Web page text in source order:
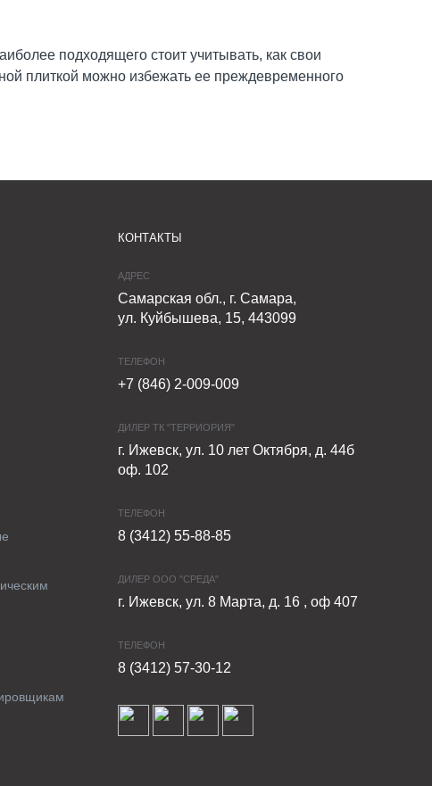
подходящего стоит учитывать, как свои
плиткой можно избежать ее преждевременного
КОНТАКТЫ
АДРЕС
Самарская обл., г. Самара,
ул. Куйбышева, 15, 443099
ТЕЛЕФОН
+7 (846) 2-009-009
ДИЛЕР ТК "ТЕРРИОРИЯ"
г. Ижевск, ул. 10 лет Октября, д. 44б
оф. 102
ТЕЛЕФОН
8 (3412) 55-88-85
ДИЛЕР ООО "СРЕДА"
г. Ижевск, ул. 8 Марта, д. 16 , оф 407
ТЕЛЕФОН
8 (3412) 57-30-12